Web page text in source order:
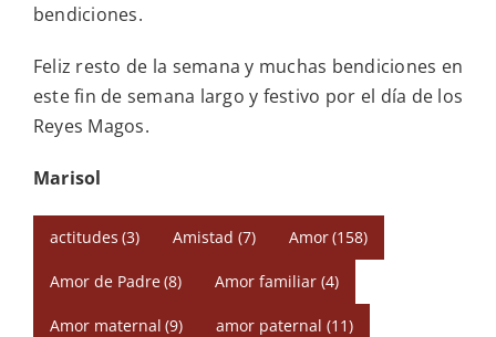
bendiciones.
Feliz resto de la semana y muchas bendiciones en
este fin de semana largo y festivo por el día de los
Reyes Magos.
Marisol
actitudes (3) Amistad (7) Amor(158)
Amor de Padre(8) Amor familiar (4)
Amor maternal (9) amor paternal (11)